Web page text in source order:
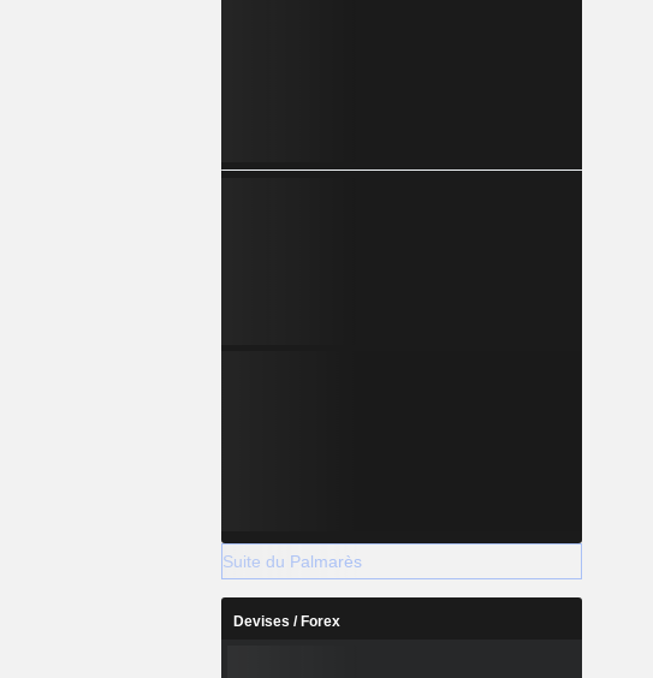
Suite du Palmarès
Devises / Forex